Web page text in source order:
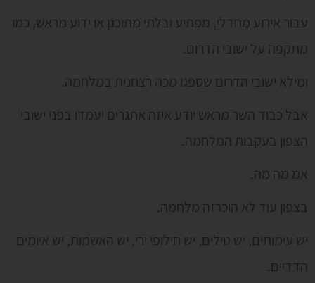
עבור אירוע מחדלי, מפתיע ובלתי מתוכנן או ידוע מראש, כמו
מתקפה על ישובי הדרום.
ומילא ישובי הדרום שספגו מכה רצחנית במלחמה.
אבל כבוד השר מראש יודע איזה אתגרים יעמדו בפני ישובי
הצפון בעקבות המלחמה.
אמ מה מה.
בצפון עוד לא הוכרזה מלחמה.
יש עימותים, יש טילים, יש חילופי ירי, יש האשמות, יש איומים
הדדיים.